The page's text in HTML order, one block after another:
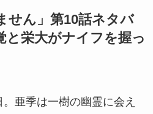
せん」第10話ネタバ
と栄大がナイフを握っ
亜季は一樹の幽霊に会え